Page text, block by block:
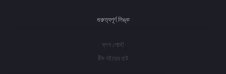
গুরুত্বপূর্ণ লিঙ্ক
ব্লগ পোস্ট
টিম বইয়ের হাট